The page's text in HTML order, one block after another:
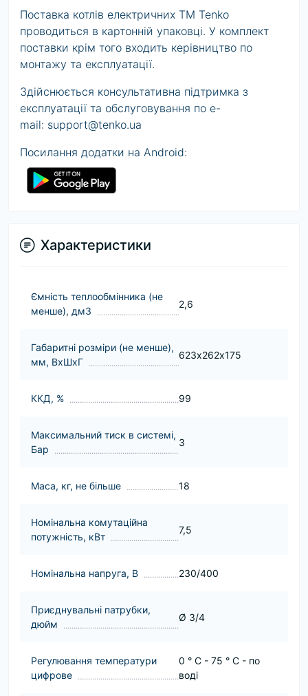
Поставка котлів електричних ТМ Tenko
проводиться в картонній упаковці. У комплект
поставки крім того входить керівництво по
монтажу та експлуатації.
Здійснюється консультативна підтримка з
експлуатації та обслуговування по e-
mail: support@tenko.ua
Посилання додатки на Android:
Характеристики
Ємність теплообмінника (не
менше), дм3
2,6
Габаритні розміри (не менше),
мм, ВхШхГ
623х262х175
ККД, % 99
Максимальний тиск в системі,
Бар
3
Маса, кг, не більше 18
Номінальна комутаційна
потужність, кВт
7,5
Номінальна напруга, В 230/400
Приєднувальні патрубки,
дюйм
Ø 3/4
Регулювання температури
цифрове
0 ° C - 75 ° C - по
воді